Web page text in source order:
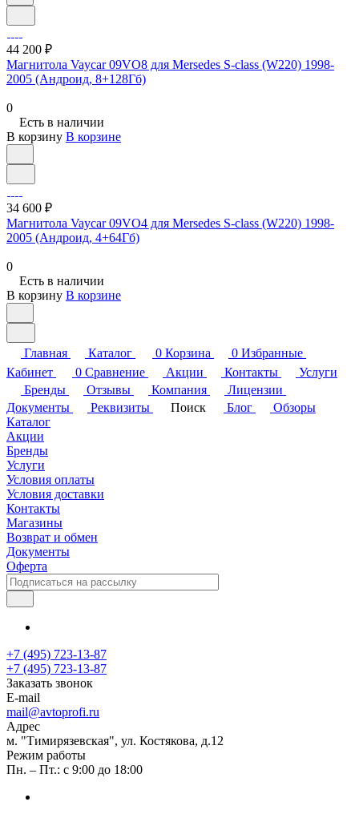
44 200 ₽
Магнитола Vaycar 09VO8 для Mersedes S-class (W220) 1998-
2005 (Андроид, 8+128Гб)
0
Есть в наличии
В корзину В корзине
34 600 ₽
Магнитола Vaycar 09VO4 для Mersedes S-class (W220) 1998-
2005 (Андроид, 4+64Гб)
0
Есть в наличии
В корзину В корзине
Главная Каталог 0 Корзина 0 Избранные
Кабинет
0 Сравнение Акции Контакты
Услуги
Бренды
Отзывы Компания
Лицензии
Документы
Реквизиты Поиск Блог
Обзоры
Каталог
Акции
Бренды
Услуги
Условия оплаты
Условия доставки
Контакты
Магазины
Возврат и обмен
Документы
Оферта
+7 (495) 723-13-87
+7 (495) 723-13-87
Заказать звонок
E-mail
mail@avtoprofi.ru
Адрес
м. "Тимирязевская", ул. Костякова, д.12
Режим работы
Пн. – Пт.: с 9:00 до 18:00